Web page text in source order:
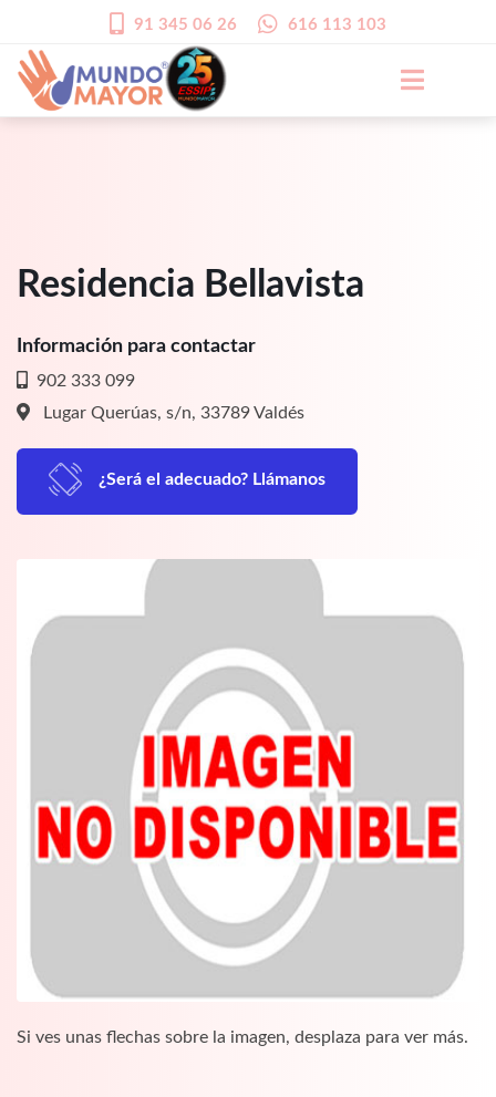
91 345 06 26 616 113 103
Residencia Bellavista
Información para contactar
902 333 099
Lugar Querúas, s/n, 33789 Valdés
¿Será el adecuado? Llámanos
Si ves unas flechas sobre la imagen, desplaza para ver más.